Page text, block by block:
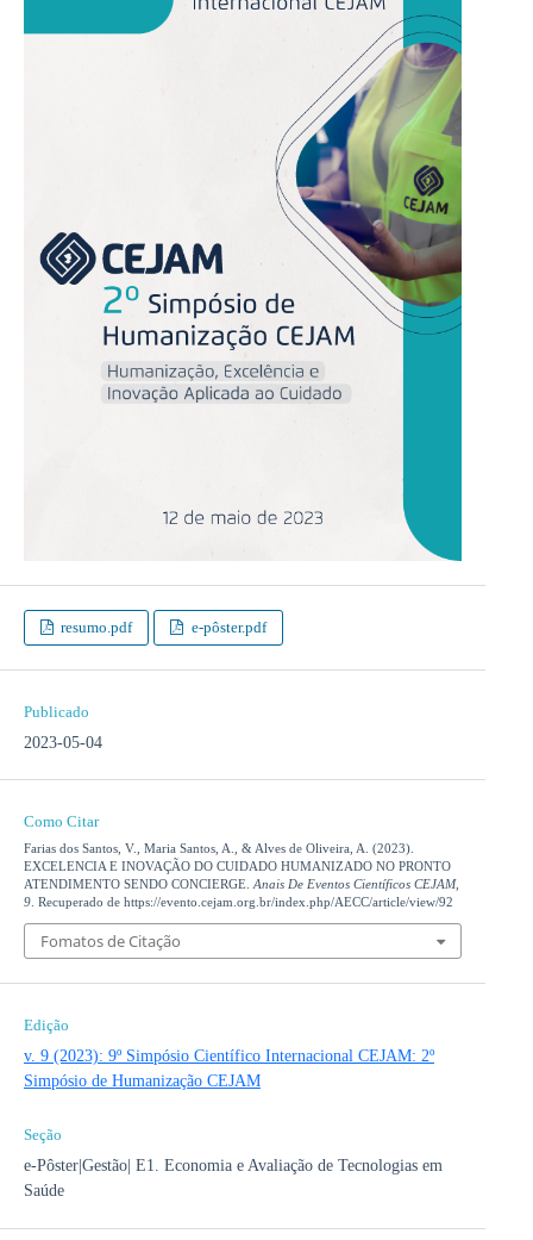
resumo.pdf e-pôster.pdf
Publicado
2023-05-04
Como Citar
Farias dos Santos, V., Maria Santos, A., & Alves de Oliveira, A. (2023).
EXCELENCIA E INOVAÇÃO DO CUIDADO HUMANIZADO NO PRONTO
ATENDIMENTO SENDO CONCIERGE. Anais De Eventos Científicos CEJAM,
9. Recuperado de https://evento.cejam.org.br/index.php/AECC/article/view/92
Fomatos de Citação
Edição
v. 9 (2023): 9º Simpósio Científico Internacional CEJAM: 2º
Simpósio de Humanização CEJAM
Seção
e-Pôster|Gestão| E1. Economia e Avaliação de Tecnologias em
Saúde